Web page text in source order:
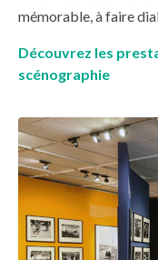
mémorable, à faire
Découvrez les
scénographie